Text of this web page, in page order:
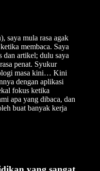
saya mula rasa agak
membaca. Saya
dan artikel; dulu saya
penat. Syukur
masa kini… Kini
dengan aplikasi
fokus ketika
apa yang dibaca, dan
buat banyak kerja